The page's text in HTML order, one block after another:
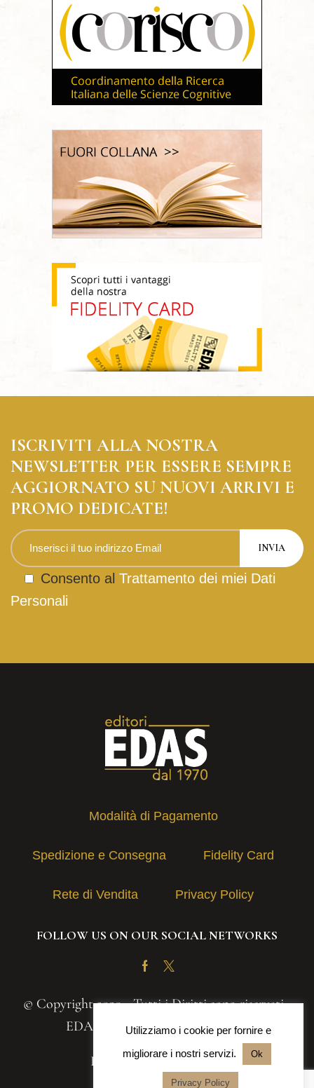
ISCRIVITI ALLA NOSTRA
NEWSLETTER PER ESSERE SEMPRE
AGGIORNATO SU NUOVI ARRIVI E
PROMO DEDICATE!
Consento al Trattamento dei miei Dati
Personali
Modalità di Pagamento
Spedizione e Consegna Fidelity Card
Rete di Vendita Privacy Policy
FOLLOW US ON OUR SOCIAL NETWORKS
Facebook
Twitter
© Copyright 2020 - Tutti i Diritti sono riservati -
EDAS S.A.S. | P.IVA 03131030839
Powered byIteranea srl
Utilizziamo i cookie per fornire e
migliorare i nostri servizi.
Ok
Privacy Policy